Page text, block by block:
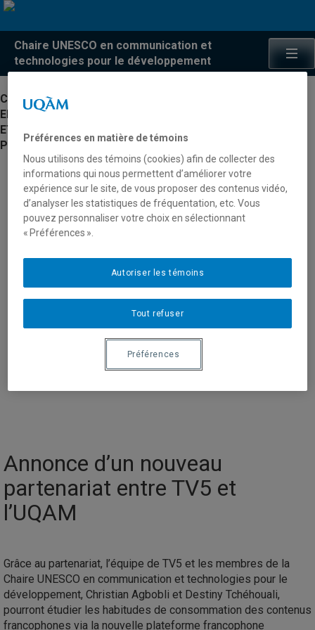
Chaire UNESCO en communication et
technologies pour le développement
CHAIRE UNESCO
EN COMMUNICATION
ET TECHNOLOGIES
POUR LE DÉVELOPPEMENT
ACCUEIL
LA CHAIRE
Annonce d’un nouveau
partenariat entre TV5 et
l’UQAM
Grâce au partenariat, l’équipe de TV5 et les membres de la
Chaire UNESCO en communication et technologies pour le
développement, Christian Agbobli et Destiny Tchéhouali,
pourront étudier les habitudes de consommation des contenus
francophones via la nouvelle plateforme francophone
Préférences en matière de témoins
Nous utilisons des témoins (cookies) afin de collecter des
informations qui nous permettent d’améliorer votre
expérience sur le site, de vous proposer des contenus vidéo,
d’analyser les statistiques de fréquentation, etc. Vous
pouvez personnaliser votre choix en sélectionnant
« Préférences ».
Tout refuser
Autoriser les témoins
Préférences